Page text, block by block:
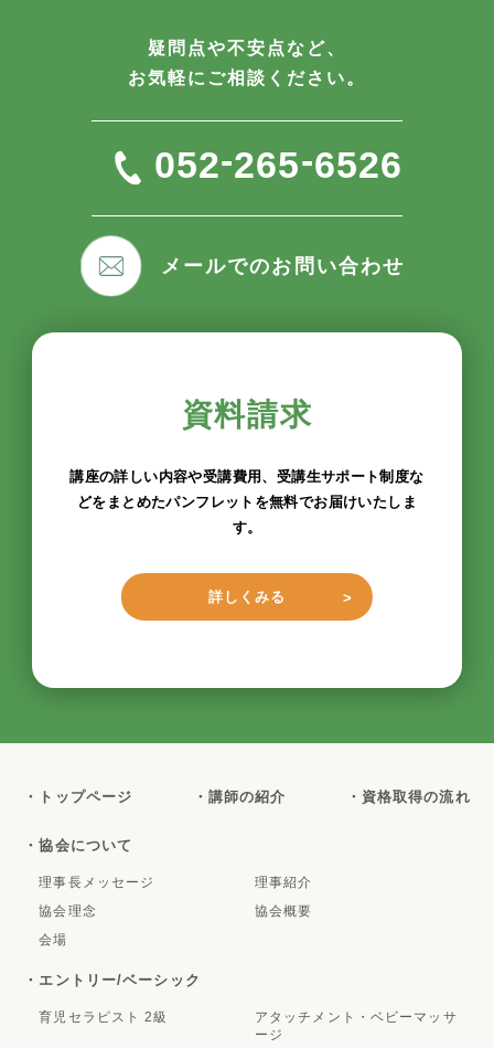
疑問点や不安点など、
お気軽にご相談ください。
052-265-6526
メールでのお問い合わせ
資料請求
講座の詳しい内容や受講費用、受講生サポート制度な
どをまとめたパンフレットを無料でお届けいたしま
す。
詳しくみる
・トップページ ・講師の紹介 ・資格取得の流れ
・協会について
理事長メッセージ
理事紹介
協会理念
協会概要
会場
・エントリー/ベーシック
育児セラピスト 2級
アタッチメント・ベビーマッサ
ージ